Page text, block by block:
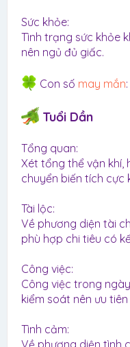
Sức khỏe:
Tình trạng sức khỏe
nên ngủ đủ giấc.
Con số may mắn
Tuổi Dần
Tổng quan:
Xét tổng thể vận khí,
chuyển biến tích cực
Tài lộc:
Về phương diện tài
phù hợp chi tiêu có
Công việc:
Công việc trong
kiểm soát nên ưu
Tình cảm: